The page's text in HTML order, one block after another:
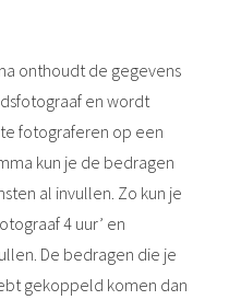
onthoudt de gegevens
en wordt
fotograferen op een
kun je de bedragen
al invullen. Zo kun je
4 uur’ en
De bedragen die je
gekoppeld komen dan